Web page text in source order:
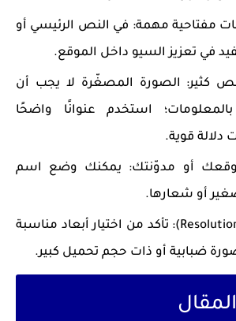
مفتاحية مهمة: في النص الرئيسي أو
في تعزيز السيو داخل الموقع.
كثير: الصورة المصغّرة لا يجب أن
استخدم عنوانًا واضحًا
دلالة قوية.
أو مدوّنتك: يمكنك وضع اسم
أو شعارها.
: تأكد من اختيار أبعاد مناسبة
ضبابية أو ذات حجم تحميل كبير.